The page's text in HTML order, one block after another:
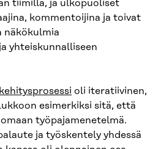
tiimillä, ja ulkopuoliset
kommentoijina ja toivat
näkökulmia
yhteiskunnalliseen
oli iteratiivinen,
esimerkiksi sitä, että
työpajamenetelmä.
ja työskentely yhdessä